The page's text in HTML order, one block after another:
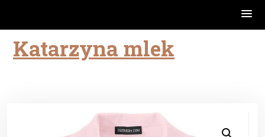
SkipKatarzyna mlek